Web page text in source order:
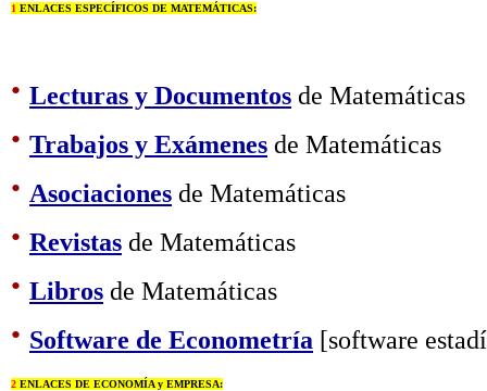
1 ENLACES ESPECÍFICOS DE MATEMÁTICAS:
· Lecturas y Documentos de Matemáticas
· Trabajos y Exámenes de Matemáticas
· Asociaciones de Matemáticas
· Revistas de Matemáticas
· Libros de Matemáticas
· Software de Econometría [software
2 ENLACES DE ECONOMÍA y EMPRESA: